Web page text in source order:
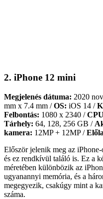
2. iPhone 12 mini
Megjelenés dátuma: 2020
mm x 7.4 mm /OS: iOS 14 /
Felbontás: 1080 x 2340 /
Tárhely: 64, 128, 256 GB /
kamera: 12MP + 12MP /
Először jelenik meg az
és ez rendkívül találó is. Ez a
méretében különbözik az
ugyanannyi memória, és a
megegyezik, csakúgy mint a
száma.